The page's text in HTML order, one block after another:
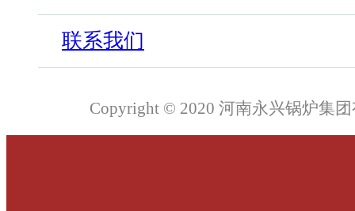
联系我们
Copyright © 2020 河南永兴锅炉集